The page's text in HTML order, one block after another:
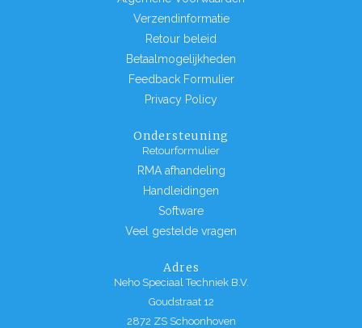
Verzendinformatie
Retour beleid
Betaalmogelijkheden
Feedback Formulier
Privacy Policy
Ondersteuning
Retourformulier
RMA afhandeling
Handleidingen
Software
Veel gestelde vragen
Adres
Neho Speciaal Techniek B.V.
Goudstraat 12
2872 ZS Schoonhoven